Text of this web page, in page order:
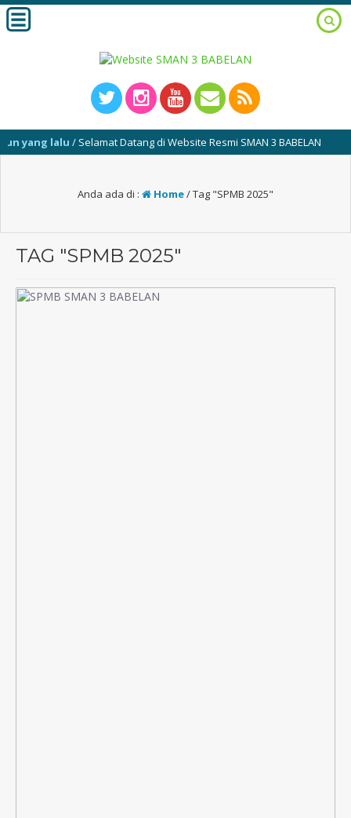
lalu/ Selamat Datang di Website Resmi SMAN 3 BABELAN
Anda ada di : Home/Tag "SPMB 2025"
TAG "SPMB 2025"